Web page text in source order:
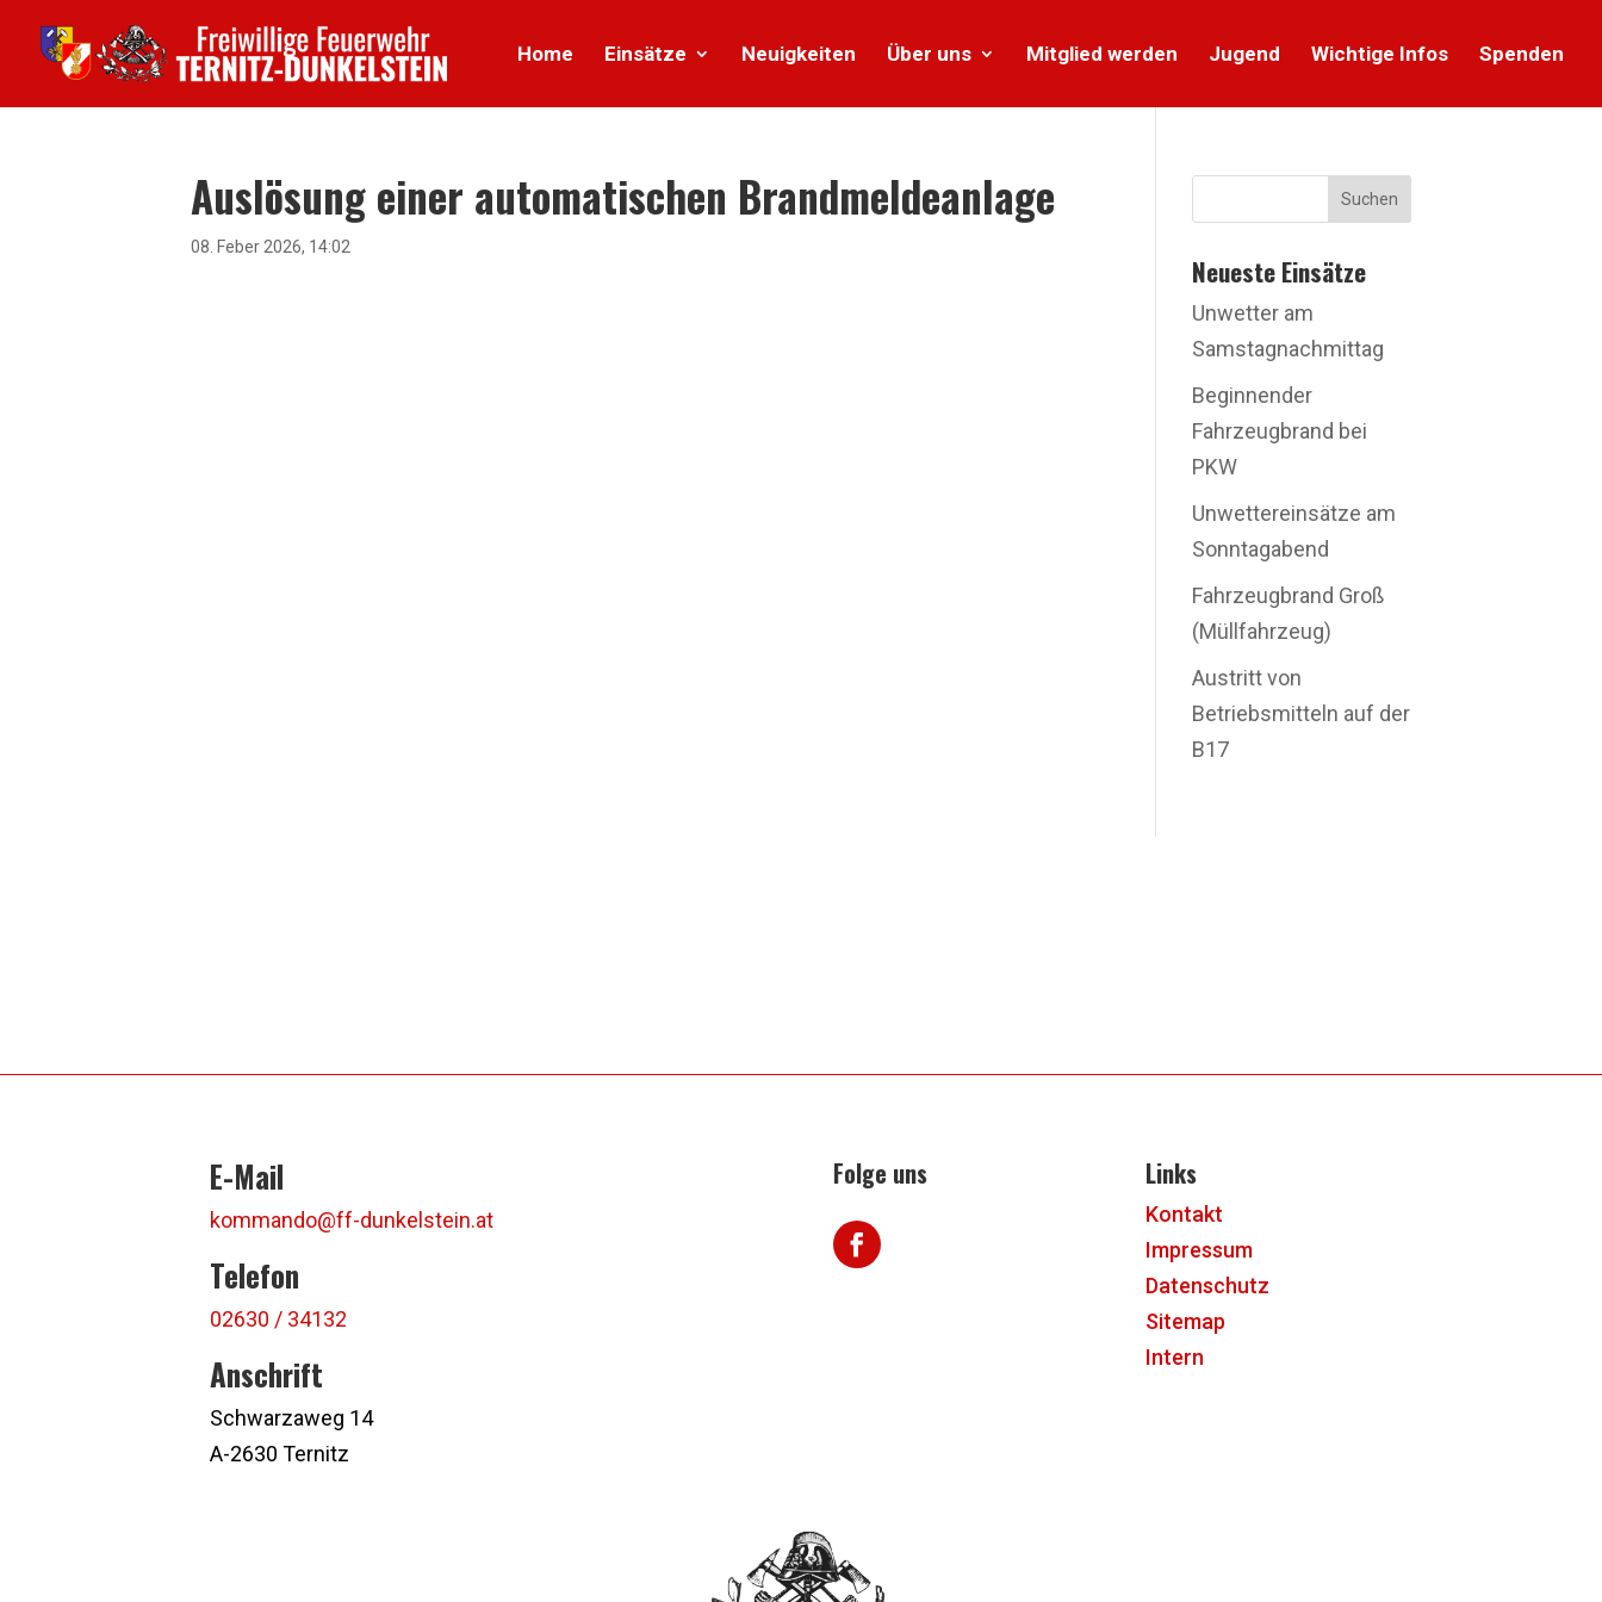
Home Einsätze Neuigkeiten Über uns Mitglied werden Jugend Wichtige Infos Spenden
Auslösung einer automatischen Brandmeldeanlage
08. Feber 2026, 14:02
Suchen
Neueste Einsätze
Unwetter am
Samstagnachmittag
Beginnender
Fahrzeugbrand bei
PKW
Unwettereinsätze am
Sonntagabend
Fahrzeugbrand Groß
(Müllfahrzeug)
Austritt von
Betriebsmitteln auf der
B17
E-Mail
kommando@ff-dunkelstein.at
Telefon
02630 / 34132
Anschrift
Schwarzaweg 14
A-2630 Ternitz
Folge uns Links
Kontakt
Impressum
Datenschutz
Sitemap
Intern